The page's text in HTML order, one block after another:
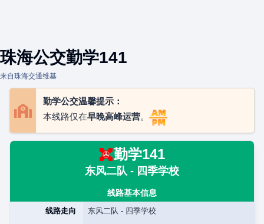
珠海公交勤学141
来自珠海交通维基
勤学公交温馨提示：
本线路仅在早晚高峰运营。
勤学141
东风二队 - 四季学校
线路基本信息
线路走向 东风二队 - 四季学校